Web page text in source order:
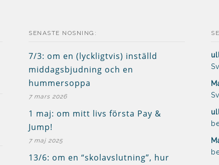
SENASTE NOSNING:
7/3: om en (lyckligtvis) inställd
middagsbjudning och en
hummersoppa
7 mars 2026
1 maj: om mitt livs första Pay &
Jump!
7 maj 2025
13/6: om en “skolavslutning”, hur